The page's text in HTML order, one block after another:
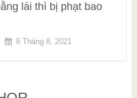
lái thì bị phạt bao
8 Tháng 8, 2021